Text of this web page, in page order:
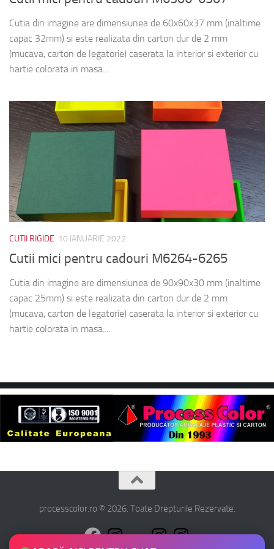
Cutia din imagine are dimensiunea de 60x60x37 mm (inaltime
capac 32mm) si este realizata din carton dur de 2 mm
(mucava, carton de legatorie) caserata la interior si exterior cu
hartie colorata in masa....
CUTII RIGIDE 10 IANUARIE 2022
Cutii mici pentru cadouri M6264-6265
Cutia din imagine are dimensiunea de 90x90x30 mm (inaltime
capac 25mm) si este realizata din carton dur de 2 mm
(mucava, carton de legatorie) caserata la interior si exterior cu
hartie colorata in masa....
processcolor.ro © 2026. Toate Drepturile Rezervate.